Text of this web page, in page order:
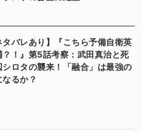
タバレあり】『こちら予備自衛英
？！』第5話考察：武田真治と死
シロタの襲来！「融合」は最強の
なるか？